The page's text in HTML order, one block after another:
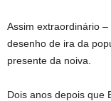
Assim extraordinário
desenho de ira da
presente da noiva.
Dois anos depois que